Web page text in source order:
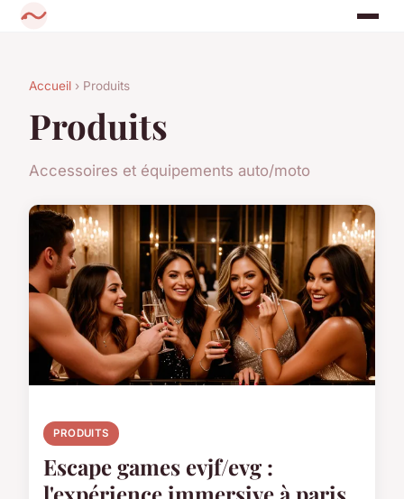
Accueil › Produits
Produits
Accessoires et équipements auto/moto
PRODUITS
Escape games evjf/evg :